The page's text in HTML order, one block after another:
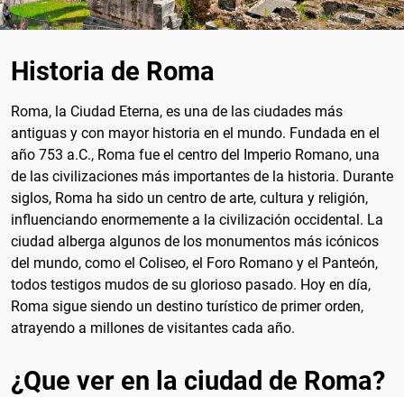
Historia de Roma
Roma, la Ciudad Eterna, es una de las ciudades más
antiguas y con mayor historia en el mundo. Fundada en el
año 753 a.C., Roma fue el centro del Imperio Romano, una
de las civilizaciones más importantes de la historia. Durante
siglos, Roma ha sido un centro de arte, cultura y religión,
influenciando enormemente a la civilización occidental. La
ciudad alberga algunos de los monumentos más icónicos
del mundo, como el Coliseo, el Foro Romano y el Panteón,
todos testigos mudos de su glorioso pasado. Hoy en día,
Roma sigue siendo un destino turístico de primer orden,
atrayendo a millones de visitantes cada año.
¿Que ver en la ciudad de Roma?